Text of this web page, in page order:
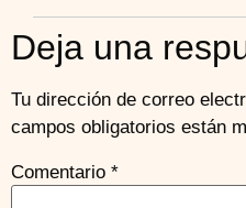
Deja una
Tu dirección de correo
campos obligatorios están
Comentario *